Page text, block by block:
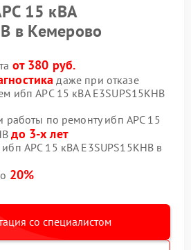
15 кВА
в Кемерово
от 380 руб.
даже при отказе
ибп APC 15 кВА E3SUPS15KHB
работы по ремонту ибп APC 15
до 3-х лет
APC 15 кВА E3SUPS15KHB в
20%
со специалистом